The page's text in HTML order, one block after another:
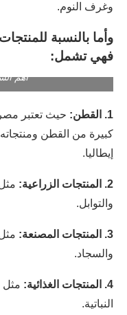
وغرف النوم.
وأما بالنسبة
فهي تشمل:
اهم
1. القطن:
حيث تعتبر
كبيرة من القطن
إيطاليا.
2. المنتجات الزراعية:
والتوابل.
3. المنتجات المصنعة:
والسجاد.
4. المنتجات الغذائية:
مثل
النباتية.